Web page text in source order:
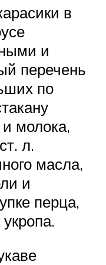
в
и
перечень
по
молока,
л.
масла,
и
перца,